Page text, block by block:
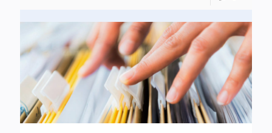
الهياكل والجمعيات الممثلة للمتقاعدين قد طالبت هي
الأخرى بإعفاء جرايات التقاعد من الضرائب.
رئيس الدولة يطالب باعتماد الضريبة التصاعدية
(18 سبتمبر 2024)